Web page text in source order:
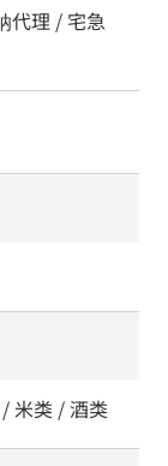
代理 / 宅急
米类 / 酒类